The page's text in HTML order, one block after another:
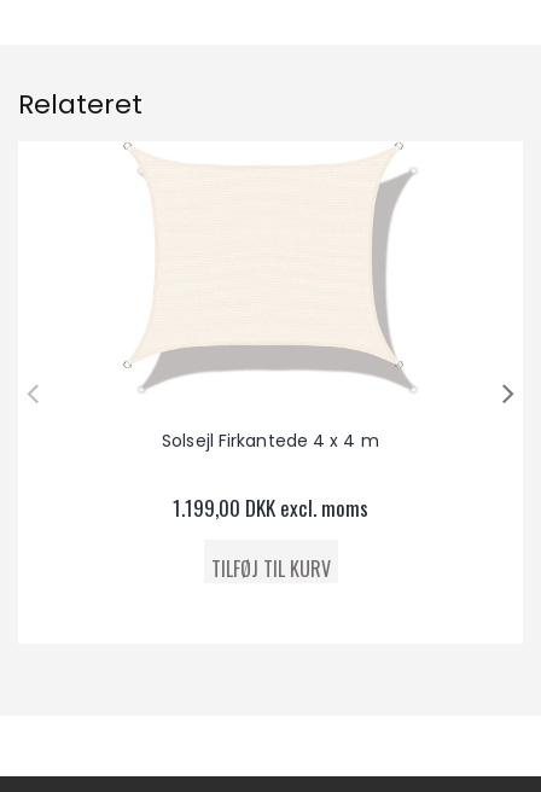
Relateret
Solsejl Firkantede 4 x 4 m
1.199,00 DKK excl. moms